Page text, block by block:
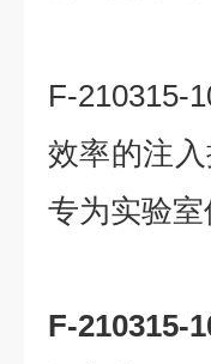
F-210315-
效率的注
专为实验室
F-210315-